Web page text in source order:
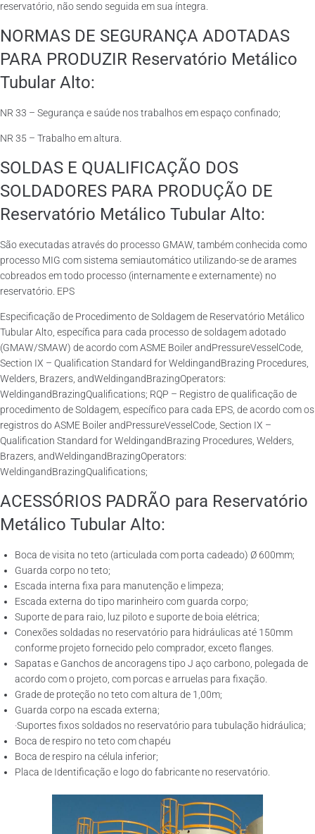
reservatório, não sendo seguida em sua íntegra.
NORMAS DE SEGURANÇA ADOTADAS
PARA PRODUZIR Reservatório Metálico
Tubular Alto:
NR 33 – Segurança e saúde nos trabalhos em espaço confinado;
NR 35 – Trabalho em altura.
SOLDAS E QUALIFICAÇÃO DOS
SOLDADORES PARA PRODUÇÃO DE
Reservatório Metálico Tubular Alto:
São executadas através do processo GMAW, também conhecida como
processo MIG com sistema semiautomático utilizando-se de arames
cobreados em todo processo (internamente e externamente) no
reservatório. EPS
Especificação de Procedimento de Soldagem de Reservatório Metálico
Tubular Alto, específica para cada processo de soldagem adotado
(GMAW/SMAW) de acordo com ASME Boiler andPressureVesselCode,
Section IX – Qualification Standard for WeldingandBrazing Procedures,
Welders, Brazers, andWeldingandBrazingOperators:
WeldingandBrazingQualifications; RQP – Registro de qualificação de
procedimento de Soldagem, específico para cada EPS, de acordo com os
registros do ASME Boiler andPressureVesselCode, Section IX –
Qualification Standard for WeldingandBrazing Procedures, Welders,
Brazers, andWeldingandBrazingOperators:
WeldingandBrazingQualifications;
ACESSÓRIOS PADRÃO para Reservatório
Metálico Tubular Alto:
Boca de visita no teto (articulada com porta cadeado) Ø 600mm;
Guarda corpo no teto;
Escada interna fixa para manutenção e limpeza;
Escada externa do tipo marinheiro com guarda corpo;
Suporte de para raio, luz piloto e suporte de boia elétrica;
Conexões soldadas no reservatório para hidráulicas até 150mm
conforme projeto fornecido pelo comprador, exceto flanges.
Sapatas e Ganchos de ancoragens tipo J aço carbono, polegada de
acordo com o projeto, com porcas e arruelas para fixação.
Grade de proteção no teto com altura de 1,00m;
Guarda corpo na escada externa;
·Suportes fixos soldados no reservatório para tubulação hidráulica;
Boca de respiro no teto com chapéu
Boca de respiro na célula inferior;
Placa de Identificação e logo do fabricante no reservatório.